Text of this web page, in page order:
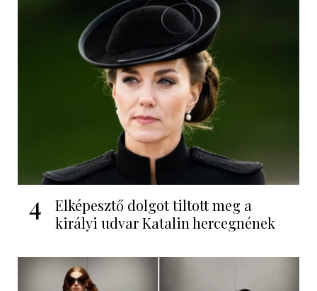
4
Elképesztő dolgot tiltott meg a
királyi udvar Katalin hercegnének